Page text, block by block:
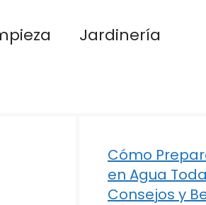
Jardinería
Cómo
en Agua
Consejos y